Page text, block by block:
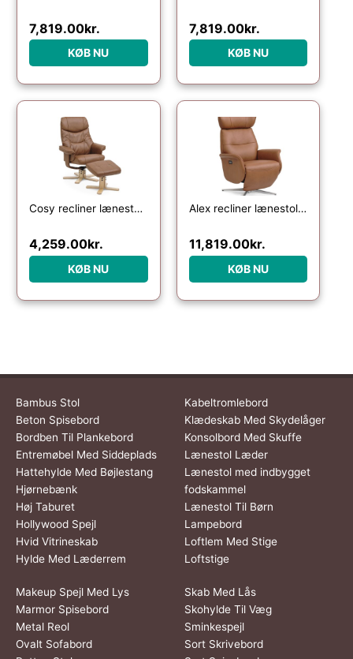
7,819.00kr.
KØB NU
7,819.00kr.
KØB NU
Cosy recliner lænestol, inkl. fodskammel – cognac kunstlæder og natur træ
4,259.00kr.
KØB NU
Alex recliner lænestol 2 motors – cognac semi aniline læder og børstet aluminium
11,819.00kr.
KØB NU
Bambus Stol
Beton Spisebord
Bordben Til Plankebord
Entremøbel Med Siddeplads
Hattehylde Med Bøjlestang
Hjørnebænk
Høj Taburet
Hollywood Spejl
Hvid Vitrineskab
Hylde Med Læderrem
Kabeltromlebord
Klædeskab Med Skydelåger
Konsolbord Med Skuffe
Lænestol Læder
Lænestol med indbygget
fodskammel
Lænestol Til Børn
Lampebord
Loftlem Med Stige
Loftstige
Makeup Spejl Med Lys
Marmor Spisebord
Metal Reol
Ovalt Sofabord
Skab Med Lås
Skohylde Til Væg
Sminkespejl
Sort Skrivebord